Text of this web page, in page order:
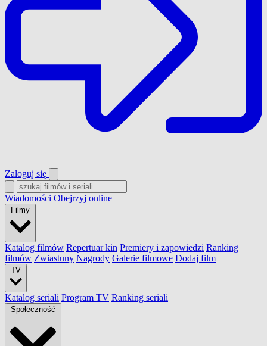
Zaloguj się
Wiadomości Obejrzyj online
Filmy
Katalog filmów Repertuar kin Premiery i zapowiedzi Ranking
filmów Zwiastuny Nagrody Galerie filmowe Dodaj film
TV
Katalog seriali Program TV Ranking seriali
Społeczność